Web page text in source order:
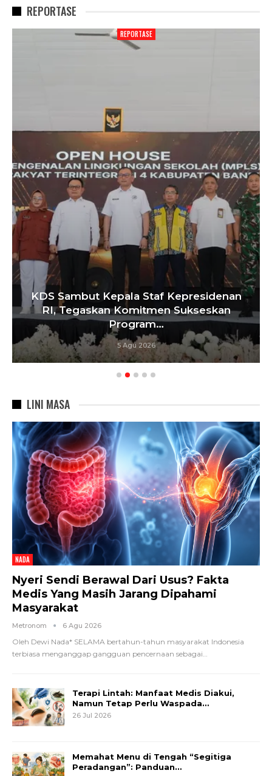
REPORTASE
REPORTASE
KDS Sambut Kepala Staf Kepresidenan
RI, Tegaskan Komitmen Sukseskan
Program…
5 Agu 2026
LINI MASA
NADA
Nyeri Sendi Berawal Dari Usus? Fakta
Medis Yang Masih Jarang Dipahami
Masyarakat
Metronom 6 Agu 2026
Oleh Dewi Nada* SELAMA bertahun-tahun masyarakat Indonesia
terbiasa menganggap gangguan pencernaan sebagai
Terapi Lintah: Manfaat Medis Diakui,
Namun Tetap Perlu Waspada…
26 Jul 2026
Memahat Menu di Tengah “Segitiga
Peradangan”: Panduan…